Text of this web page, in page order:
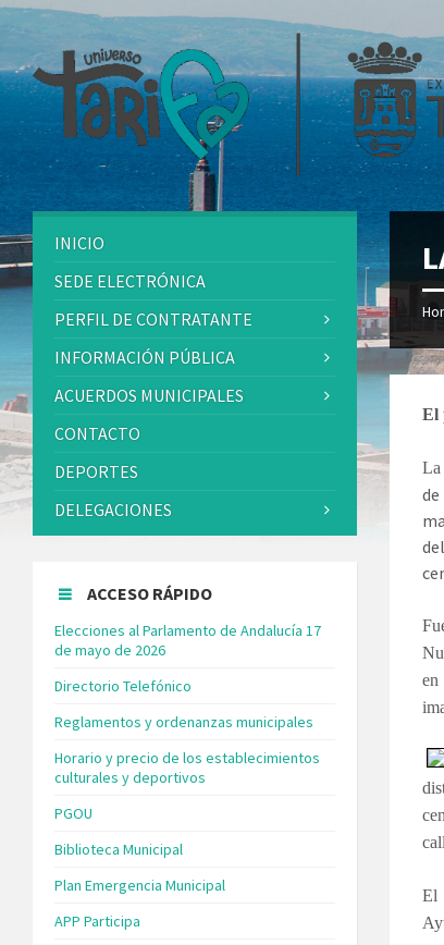
El
La
en
El
INICIO
SEDE ELECTRÓNICA
PERFIL DE CONTRATANTE
INFORMACIÓN PÚBLICA
ACUERDOS MUNICIPALES
CONTACTO
DEPORTES
DELEGACIONES
ACCESO RÁPIDO
Elecciones al Parlamento de Andalucía 17
de mayo de 2026
Directorio Telefónico
Reglamentos y ordenanzas municipales
Horario y precio de los establecimientos
culturales y deportivos
PGOU
Biblioteca Municipal
Plan Emergencia Municipal
APP Participa